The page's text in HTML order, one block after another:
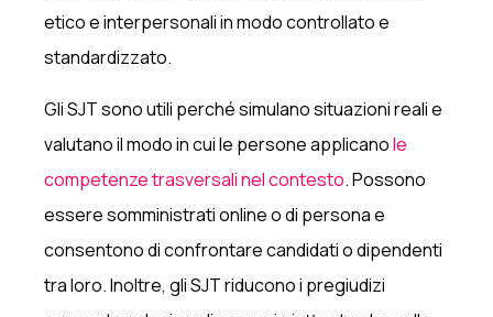
etico e interpersonali in modo controllato e
standardizzato.
Gli SJT sono utili perché simulano situazioni reali e
valutano il modo in cui le persone applicanole
competenze trasversali nel contesto. Possono
essere somministrati online o di persona e
consentono di confrontare candidati o dipendenti
tra loro. Inoltre, gli SJT riducono i pregiudizi